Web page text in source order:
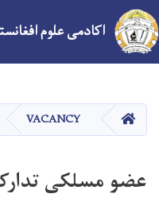
اکادمی علوم
HOME
VACANCY
عضو مسلکی